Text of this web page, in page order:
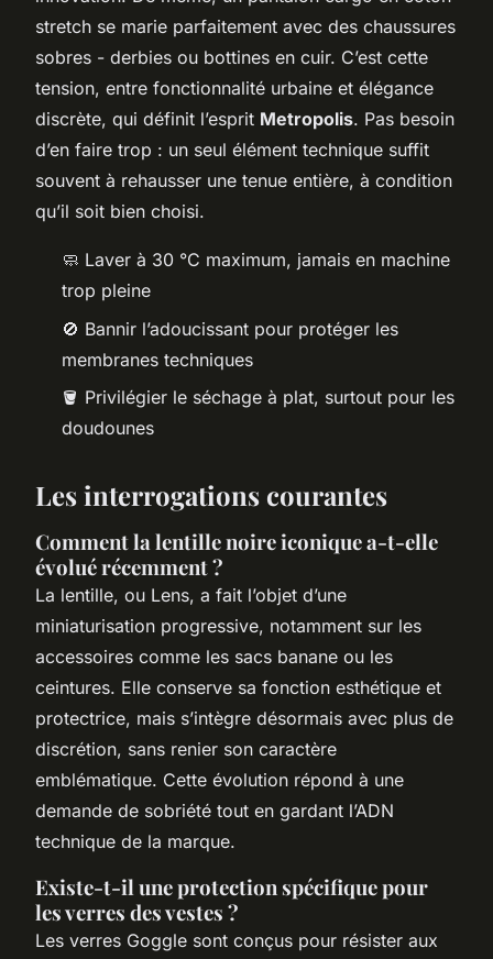
stretch se marie parfaitement avec des chaussures
sobres - derbies ou bottines en cuir. C’est cette
tension, entre fonctionnalité urbaine et élégance
discrète, qui définit l’esprit Metropolis. Pas besoin
d’en faire trop : un seul élément technique suffit
souvent à rehausser une tenue entière, à condition
qu’il soit bien choisi.
🧼 Laver à 30 °C maximum, jamais en machine
trop pleine
🚫 Bannir l’adoucissant pour protéger les
membranes techniques
🪣 Privilégier le séchage à plat, surtout pour les
doudounes
Les interrogations courantes
Comment la lentille noire iconique a-t-elle
évolué récemment ?
La lentille, ou Lens, a fait l’objet d’une
miniaturisation progressive, notamment sur les
accessoires comme les sacs banane ou les
ceintures. Elle conserve sa fonction esthétique et
protectrice, mais s’intègre désormais avec plus de
discrétion, sans renier son caractère
emblématique. Cette évolution répond à une
demande de sobriété tout en gardant l’ADN
technique de la marque.
Existe-t-il une protection spécifique pour
les verres des vestes ?
Les verres Goggle sont conçus pour résister aux